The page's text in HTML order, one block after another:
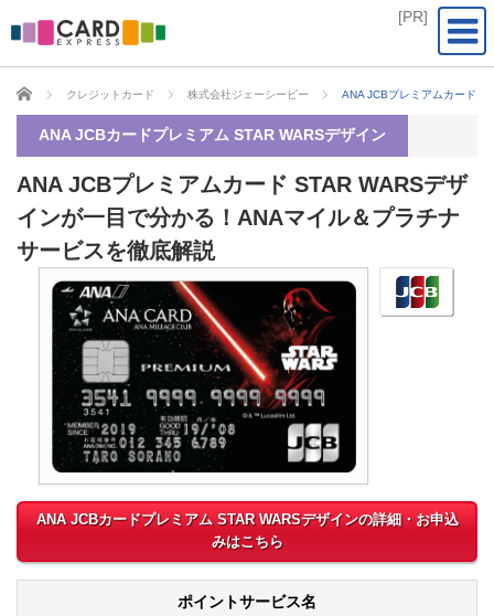
CARD EXPRESSクレジットカード 株式会社ジェーシービー ANA JCBプレミアムカード
ANA JCBカードプレミアム STAR WARSデザイン
ANA JCBプレミアムカード STAR WARSデザ
インが一目で分かる！ANAマイル＆プラチナ
サービスを徹底解説
ANA JCBカードプレミアム STAR WARSデザインの詳細・お申込
みはこちら
ポイントサービス名